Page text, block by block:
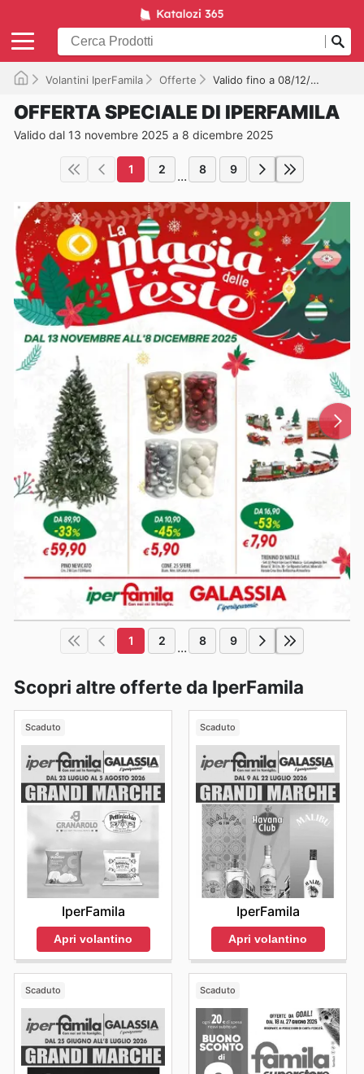
Volantini IperFamila Offerte Valido fino a 08/12/2025
OFFERTA SPECIALE DI IPERFAMILA
Valido dal 13 novembre 2025 a 8 dicembre 2025
1 2 ... 8 9
1 2 ... 8 9
Scopri altre offerte da IperFamila
Scaduto
IperFamila
Apri volantino
Scaduto
IperFamila
Apri volantino
Scaduto Scaduto